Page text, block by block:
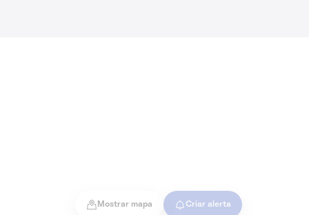
Mostrar mapa Criar alerta